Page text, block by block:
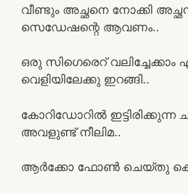
വീണ്ടും അച്ഛനെ നോക്കി
സെഡേഷന്റെ ആവണം..
ഒരു സിഗെരെറ് വലിച്ചേക്കാം
വെളിയിലേക്കു ഇറങ്ങി..
കോറിഡോറിൽ
അവളുണ്ട് നീലിമ..
ആർക്കോ ഫോൺ ചെയ്തു